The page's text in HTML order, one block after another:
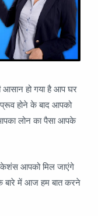
हो गया है आप घर
होने के बाद आपको
लोन का पैसा आपके
आपको मिल जाएंगे
बारे में आज हम बात करने